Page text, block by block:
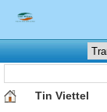
Tin Viettel